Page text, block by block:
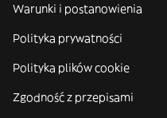
Warunki i postanowienia
Polityka prywatności
Polityka plików cookie
Zgodność z przepisami